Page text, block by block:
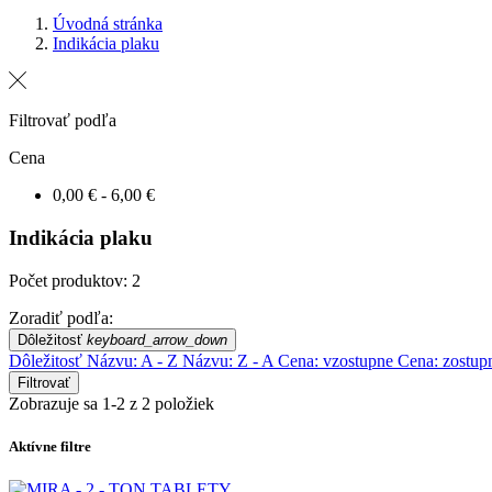
Úvodná stránka
Indikácia plaku
Filtrovať podľa
Cena
0,00 € - 6,00 €
Indikácia plaku
Počet produktov: 2
Zoradiť podľa:
Dôležitosť keyboard_arrow_down
Dôležitosť Názvu: A - Z Názvu: Z - A Cena: vzostupne Cena:
Filtrovať
Zobrazuje sa 1-2 z 2 položiek
Aktívne filtre